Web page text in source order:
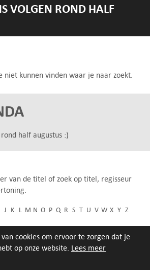
cookies om ervoor te zorgen dat je
op onze website. Lees meer
VOLGEN ROND HALF
kunnen vinden waar je naar zoekt.
half augustus :)
van de titel of zoek op titel, regisseur
J K L M N O P Q R S T U V W X Y Z